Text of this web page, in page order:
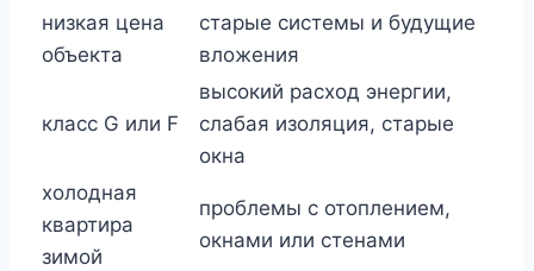
низкая цена
объекта
старые системы и будущие
вложения
класс G или F
высокий расход энергии,
слабая изоляция, старые
окна
холодная
квартира
зимой
проблемы с отоплением,
окнами или стенами